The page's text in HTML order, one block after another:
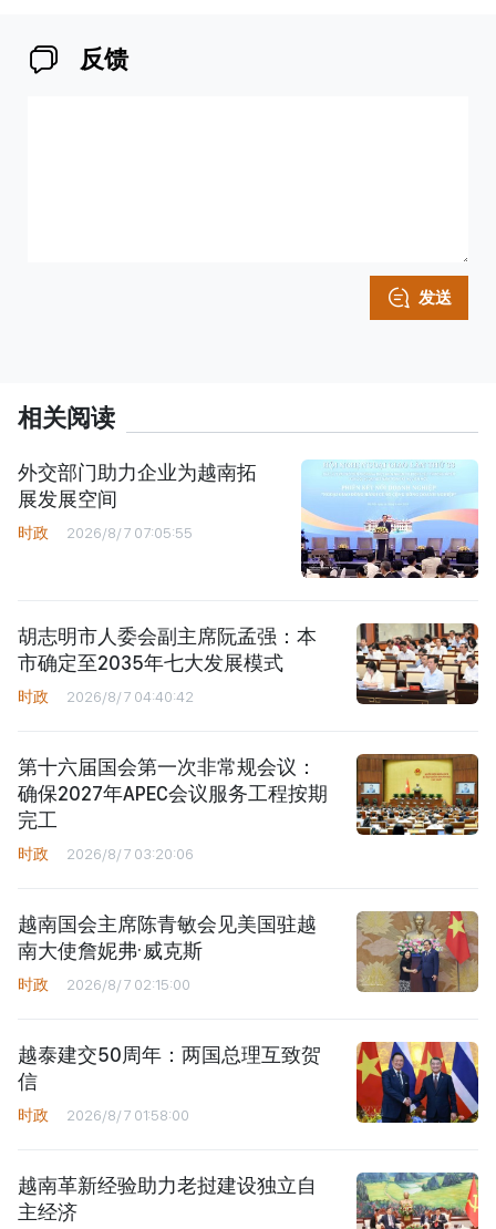
反馈
发送
相关阅读
外交部门助力企业为越南拓
展发展空间
时政 2026/8/7 07:05:55
胡志明市人委会副主席阮孟强：本
市确定至2035年七大发展模式
时政 2026/8/7 04:40:42
第十六届国会第一次非常规会议：
确保2027年APEC会议服务工程按期
完工
时政 2026/8/7 03:20:06
越南国会主席陈青敏会见美国驻越
南大使詹妮弗·威克斯
时政 2026/8/7 02:15:00
越泰建交50周年：两国总理互致贺
信
时政 2026/8/7 01:58:00
越南革新经验助力老挝建设独立自
主经济